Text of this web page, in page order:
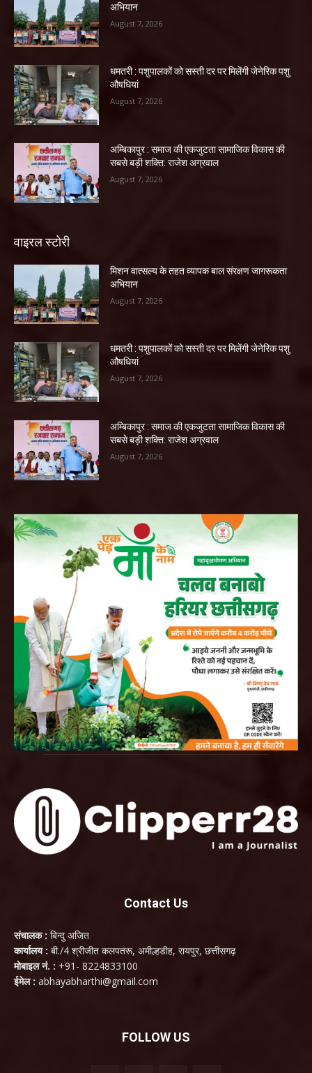
अभियान
August 7, 2026
धमतरी : पशुपालकों को सस्ती दर पर मिलेंगी जेनेरिक पशु
औषधियां
August 7, 2026
अम्बिकापुर : समाज की एकजुटता सामाजिक विकास की
सबसे बड़ी शक्ति: राजेश अग्रवाल
August 7, 2026
वाइरल स्टोरी
मिशन वात्सल्य के तहत व्यापक बाल संरक्षण जागरूकता
अभियान
August 7, 2026
धमतरी : पशुपालकों को सस्ती दर पर मिलेंगी जेनेरिक पशु
औषधियां
August 7, 2026
अम्बिकापुर : समाज की एकजुटता सामाजिक विकास की
सबसे बड़ी शक्ति: राजेश अग्रवाल
August 7, 2026
Contact Us
संचालक : बिन्दु अजित
कार्यालय : बी./4 श्रीजीत कलपतरू, अमील्हडीह, रायपुर, छत्तीसगढ़
मोबाइल नं. : +91- 8224833100
ईमेल : abhayabharthi@gmail.com
FOLLOW US